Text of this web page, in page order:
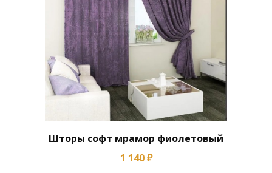
Шторы софт мрамор фиолетовый
1 140 ₽